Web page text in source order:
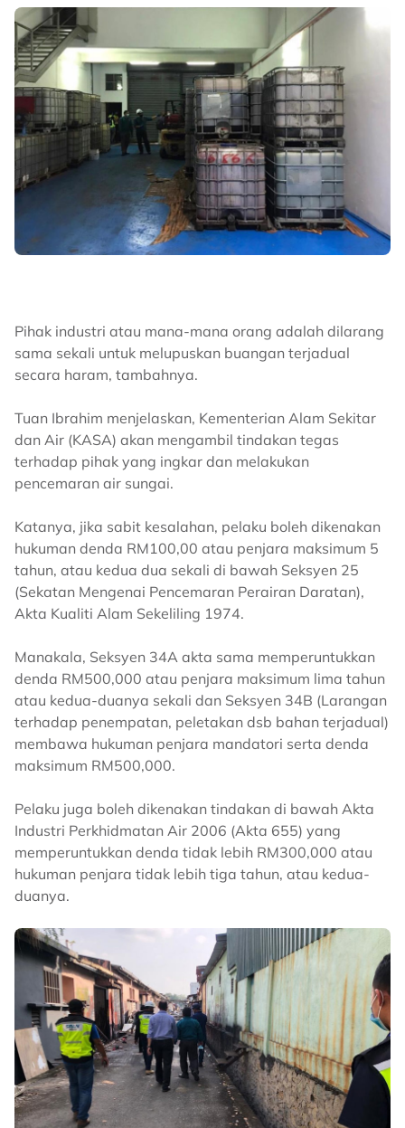
Pihak industri atau mana-mana orang adalah dilarang
sama sekali untuk melupuskan buangan terjadual
secara haram, tambahnya.
Tuan Ibrahim menjelaskan, Kementerian Alam Sekitar
dan Air (KASA) akan mengambil tindakan tegas
terhadap pihak yang ingkar dan melakukan
pencemaran air sungai.
Katanya, jika sabit kesalahan, pelaku boleh dikenakan
hukuman denda RM100,00 atau penjara maksimum 5
tahun, atau kedua dua sekali di bawah Seksyen 25
(Sekatan Mengenai Pencemaran Perairan Daratan),
Akta Kualiti Alam Sekeliling 1974.
Manakala, Seksyen 34A akta sama memperuntukkan
denda RM500,000 atau penjara maksimum lima tahun
atau kedua-duanya sekali dan Seksyen 34B (Larangan
terhadap penempatan, peletakan dsb bahan terjadual)
membawa hukuman penjara mandatori serta denda
maksimum RM500,000.
Pelaku juga boleh dikenakan tindakan di bawah Akta
Industri Perkhidmatan Air 2006 (Akta 655) yang
memperuntukkan denda tidak lebih RM300,000 atau
hukuman penjara tidak lebih tiga tahun, atau kedua-
duanya.